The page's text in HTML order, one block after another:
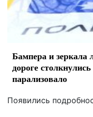
Бампера и зеркала
дороге
парализовало
Появились